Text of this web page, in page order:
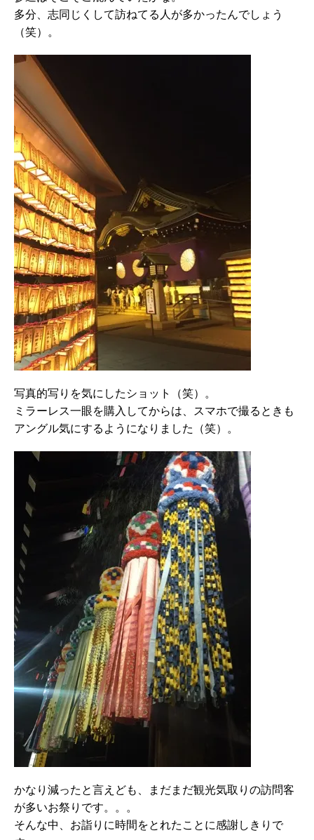
多分、志同じくして訪ねてる人が多かったんでしょう
（笑）。
写真的写りを気にしたショット（笑）。
ミラーレス一眼を購入してからは、スマホで撮るときも
アングル気にするようになりました（笑）。
かなり減ったと言えども、まだまだ観光気取りの訪問客
が多いお祭りです。。。
そんな中、お詣りに時間をとれたことに感謝しきりで